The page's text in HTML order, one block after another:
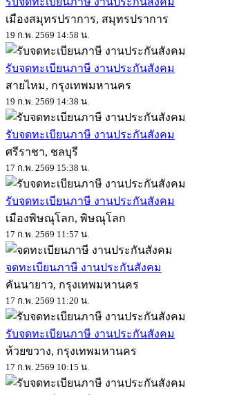
เมืองสมุทรปราการ, สมุทรปราการ
19 ก.พ. 2569 14:58 น.
รับจดทะเบียนภาษี งานประกันสังคม
สายไหม, กรุงเทพมหานคร
19 ก.พ. 2569 14:38 น.
รับจดทะเบียนภาษี งานประกันสังคม
ศรีราชา, ชลบุรี
17 ก.พ. 2569 15:38 น.
รับจดทะเบียนภาษี งานประกันสังคม
เมืองพิษณุโลก, พิษณุโลก
17 ก.พ. 2569 11:57 น.
จดทะเบียนภาษี งานประกันสังคม
คันนายาว, กรุงเทพมหานคร
17 ก.พ. 2569 11:20 น.
รับจดทะเบียนภาษี งานประกันสังคม
ห้วยขวาง, กรุงเทพมหานคร
17 ก.พ. 2569 10:15 น.